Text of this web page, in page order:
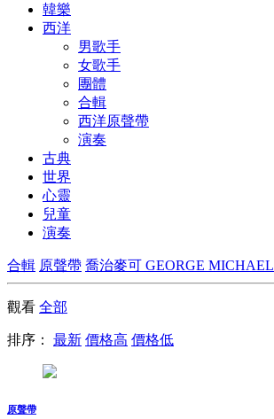
韓樂
西洋
男歌手
女歌手
團體
合輯
西洋原聲帶
演奏
古典
世界
心靈
兒童
演奏
合輯 原聲帶 喬治麥可 GEORGE MICHAEL
觀看 全部
排序： 最新 價格高 價格低
原聲帶